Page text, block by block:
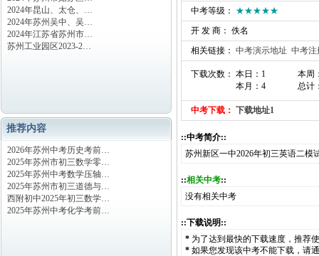
2024年昆山、太仓、…
2024年苏州吴中、吴…
2024年江苏省苏州市…
苏州工业园区2023-2…
推荐内容
2026年苏州中考历史考前…
2025年苏州市初三数学零…
2025年苏州中考数学压轴…
2025年苏州市初三道德与…
西附初中2025年初三数学…
2025年苏州中考化学考前…
中考等级： ★★★★★
开 发 商： 佚名
相关链接： 中考演示地址 中考注
下载次数： 本日：1
本月：4
本周
总计
中考下载： 下载地址1
::中考简介::
苏州新区一中2026年初三英语二模
::相关中考::
没有相关中考
::下载说明::
* 为了达到最快的下载速度，推荐
* 如果您发现该中考不能下载，请